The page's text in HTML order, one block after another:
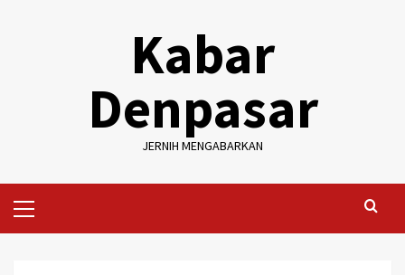
Kabar
Denpasar
JERNIH MENGABARKAN
Menu